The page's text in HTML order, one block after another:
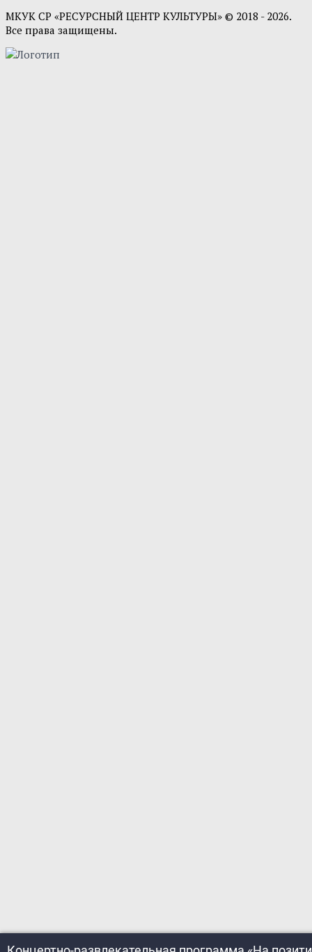
МКУК СР «РЕСУРСНЫЙ ЦЕНТР КУЛЬТУРЫ» © 2018 - 2026.
Все права защищены.